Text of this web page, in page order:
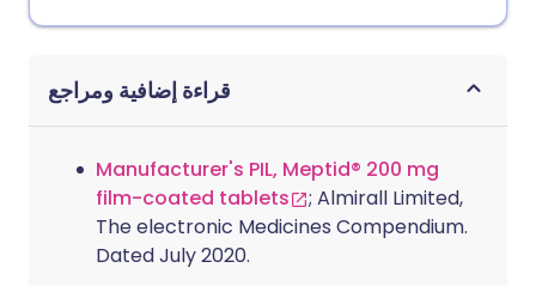
قراءة إضافية ومراجع
Manufacturer's PIL, Meptid® 200 mg
film-coated tablets
; Almirall Limited,
The electronic Medicines Compendium.
Dated July 2020.